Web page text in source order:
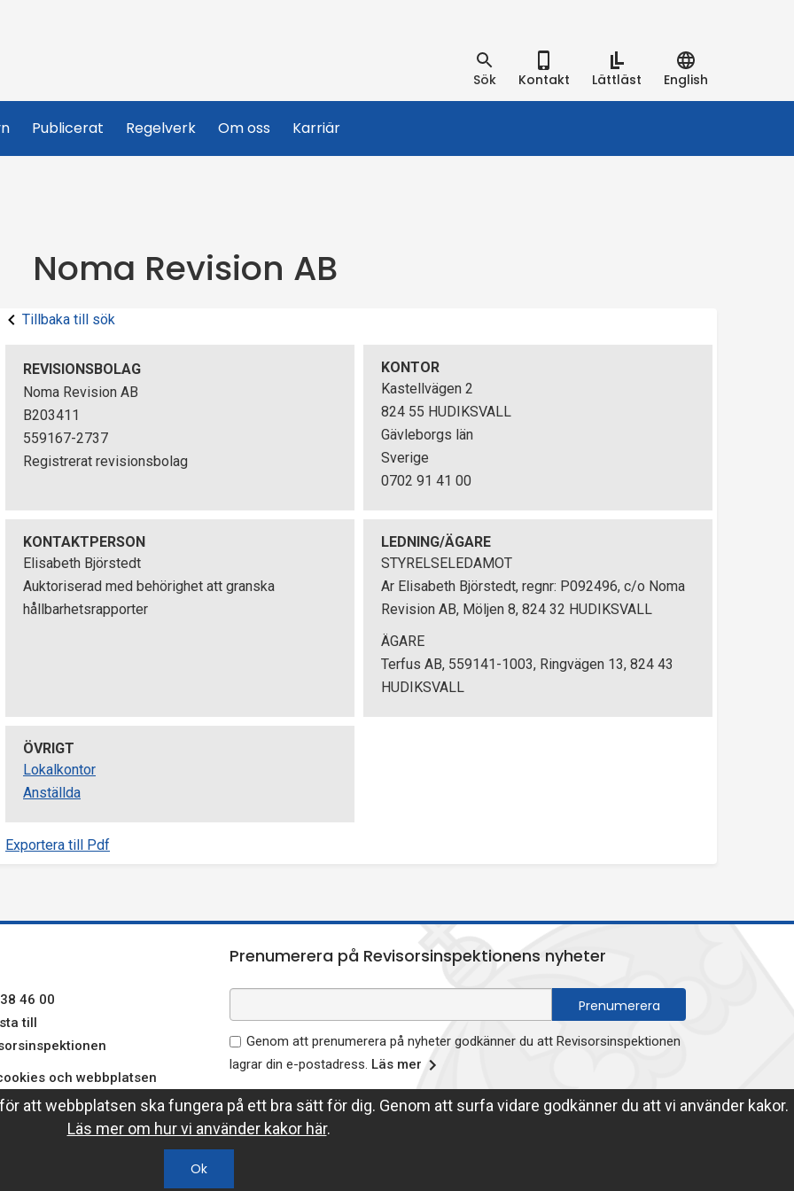
Sök Kontakt Lättläst English
Publicerat Regelverk Om oss Karriär
Noma Revision AB
Tillbaka till sök
REVISIONSBOLAG
Noma Revision AB
B203411
559167-2737
Registrerat revisionsbolag
KONTOR
Kastellvägen 2
824 55 HUDIKSVALL
Gävleborgs län
Sverige
0702 91 41 00
KONTAKTPERSON
Elisabeth Björstedt
Auktoriserad med behörighet att granska
hållbarhetsrapporter
LEDNING/ÄGARE
STYRELSELEDAMOT
Ar Elisabeth Björstedt, regnr: P092496, c/o Noma
Revision AB, Möljen 8, 824 32 HUDIKSVALL
ÄGARE
Terfus AB, 559141-1003, Ringvägen 13, 824 43
HUDIKSVALL
ÖVRIGT
Lokalkontor
Anställda
Exportera till Pdf
att webbplatsen ska fungera på ett bra sätt för dig. Genom att surfa vidare godkänner du att vi använder kakor.
Läs mer om hur vi använder kakor här.
46 00
till
och webbplatsen
på
Prenumerera på Revisorsinspektionens nyheter
Genom att prenumerera på nyheter godkänner du att Revisorsinspektionen
lagrar din e-postadress. Läs mer